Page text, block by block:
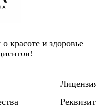
о красоте и здоровье